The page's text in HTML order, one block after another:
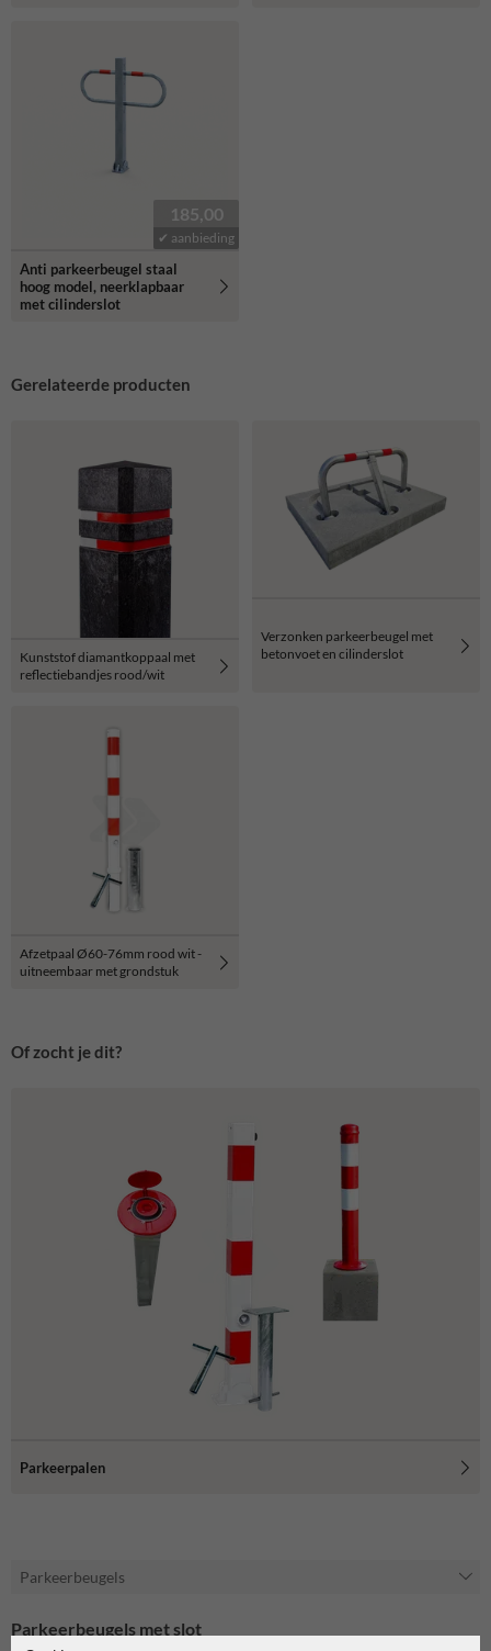
185,00
✔ aanbieding
Anti parkeerbeugel staal
hoog model, neerklapbaar
met cilinderslot
Gerelateerde producten
Kunststof diamantkoppaal met
reflectiebandjes rood/wit
Verzonken parkeerbeugel met
betonvoet en cilinderslot
Afzetpaal Ø60-76mm rood wit -
uitneembaar met grondstuk
Of zocht je dit?
Parkeerpalen
Parkeerbeugels
Parkeerbeugels met slot